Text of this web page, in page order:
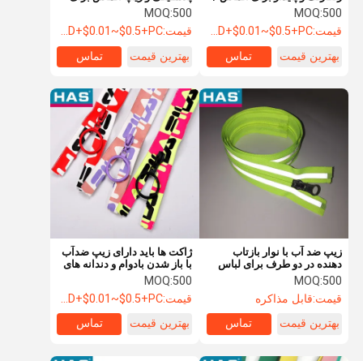
استفاده از لباس های مد
MOQ:500
قیمت:USD+$0.01~$0.5+PC
بهترین قیمت
تماس
rhinestone
MOQ:500
قیمت:USD+$0.01~$0.5+PC
بهترین قیمت
تماس
ژاکت ها باید دارای زیپ ضدآب
با باز شدن بادوام و دندانه های
مارپیچ باشند
MOQ:500
قیمت:USD+$0.01~$0.5+PC
بهترین قیمت
تماس
زیپ ضد آب با نوار بازتاب
دهنده در دو طرف برای لباس
ژاکت بیرونی
MOQ:500
قیمت:قابل مذاکره
بهترین قیمت
تماس